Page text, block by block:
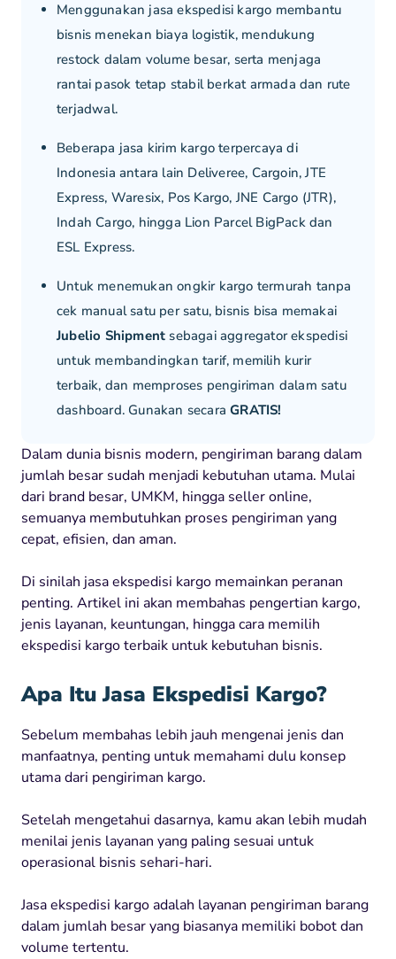
Menggunakan jasa ekspedisi kargo membantu
bisnis menekan biaya logistik, mendukung
restock dalam volume besar, serta menjaga
rantai pasok tetap stabil berkat armada dan rute
terjadwal.
Beberapa jasa kirim kargo terpercaya di
Indonesia antara lain Deliveree, Cargoin, JTE
Express, Waresix, Pos Kargo, JNE Cargo (JTR),
Indah Cargo, hingga Lion Parcel BigPack dan
ESL Express.
Untuk menemukan ongkir kargo termurah tanpa
cek manual satu per satu, bisnis bisa memakai
Jubelio Shipment sebagai aggregator ekspedisi
untuk membandingkan tarif, memilih kurir
terbaik, dan memproses pengiriman dalam satu
dashboard. Gunakan secaraGRATIS!
Dalam dunia bisnis modern, pengiriman barang dalam
jumlah besar sudah menjadi kebutuhan utama. Mulai
dari brand besar, UMKM, hingga seller online,
semuanya membutuhkan proses pengiriman yang
cepat, efisien, dan aman.
Di sinilah jasa ekspedisi kargo memainkan peranan
penting. Artikel ini akan membahas pengertian kargo,
jenis layanan, keuntungan, hingga cara memilih
ekspedisi kargo terbaik untuk kebutuhan bisnis.
Apa Itu Jasa Ekspedisi Kargo?
Sebelum membahas lebih jauh mengenai jenis dan
manfaatnya, penting untuk memahami dulu konsep
utama dari pengiriman kargo.
Setelah mengetahui dasarnya, kamu akan lebih mudah
menilai jenis layanan yang paling sesuai untuk
operasional bisnis sehari-hari.
Jasa ekspedisi kargo adalah layanan pengiriman barang
dalam jumlah besar yang biasanya memiliki bobot dan
volume tertentu.